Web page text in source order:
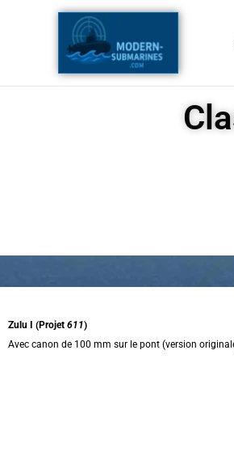
Zulu I (Projet 611)
Avec canon de 100 mm sur le pont (version